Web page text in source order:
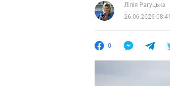
Лілія Рагуцька
26.06.2026 08:41
0